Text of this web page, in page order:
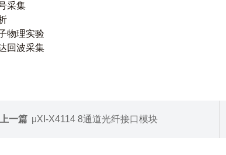
采集
物理实验
回波采集
上一篇 μXI-X4114 8通道光纤接口模块